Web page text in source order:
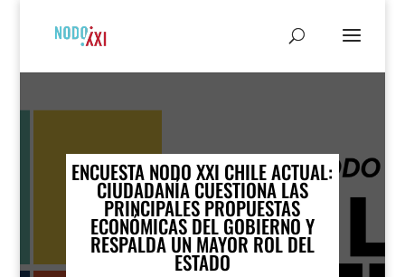
ENCUESTA NODO XXI CHILE ACTUAL:
CIUDADANÍA CUESTIONA LAS
PRINCIPALES PROPUESTAS
ECONÓMICAS DEL GOBIERNO Y
RESPALDA UN MAYOR ROL DEL
ESTADO